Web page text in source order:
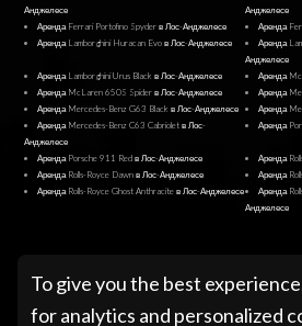
Анджелесе
Анджелесе
Аренда Ferrari Portofino Spyder в Лос-Анджелесе
Аренда
Аренда Lamborghini Huracan Evo в Лос-Анджелесе
Аренда
Анджелесе
Аренда Lamborghini Urus Black в Лос-Анджелесе
Аренда
Аренда McLaren 650S Spider в Лос-Анджелесе
Аренда
Аренда Mercedes-Benz G63 Black в Лос-Анджелесе
Аренда
Аренда Mercedes-Benz C63 Cabriolet в Лос-
Анджелесе
Аренда
Аренда Porsche 911 Red в Лос-Анджелесе
Аренда
Аренда Rolls-Royce Dawn в Лос-Анджелесе
Аренда
Аренда Rolls-Royce Ghost Anthracite в Лос-Анджелесе
Аренда
Анджелесе
To give you the best
for analytics and personalized